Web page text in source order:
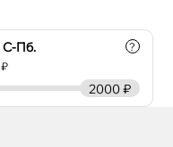
С-Пб.
₽
?
2000 ₽